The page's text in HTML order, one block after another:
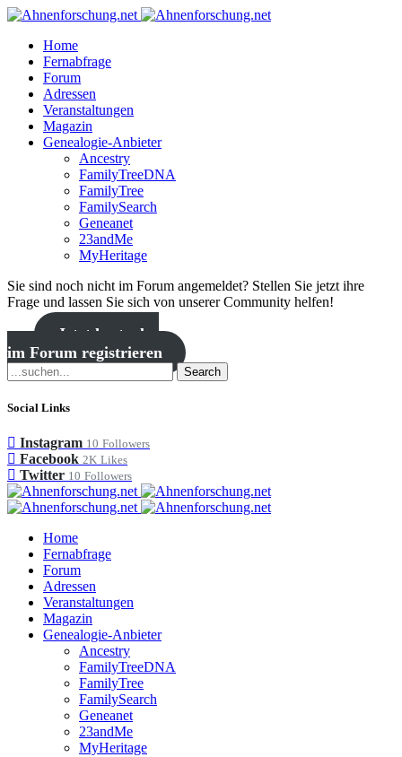
Home
Fernabfrage
Forum
Adressen
Veranstaltungen
Magazin
Genealogie-Anbieter
Ancestry
FamilyTreeDNA
FamilyTree
FamilySearch
Geneanet
23andMe
MyHeritage
Sie sind noch nicht im Forum angemeldet? Stellen Sie jetzt ihre
Frage und lassen Sie sich von unserer Community helfen!
Jetzt kostenlos
im Forum registrieren
Search
Social Links
Instagram 10 Followers
Facebook 2K Likes
Twitter 10 Followers
Home
Fernabfrage
Forum
Adressen
Veranstaltungen
Magazin
Genealogie-Anbieter
Ancestry
FamilyTreeDNA
FamilyTree
FamilySearch
Geneanet
23andMe
MyHeritage